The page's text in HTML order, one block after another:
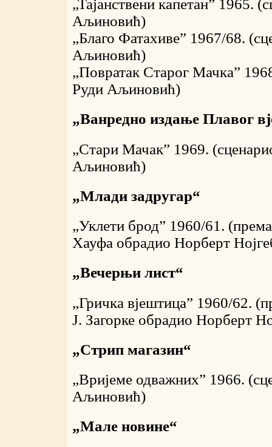
„Тајанствени капетан” 1965.
Аљиновић)
„Благо Фатахиве” 1967/68.
Аљиновић)
„Повратак Старог Мачка”
Руди Аљиновић)
„Ванредно издање Плавог
„Стари Мачак” 1969.
Аљиновић)
„Млади задругар“
„Уклети брод” 1960/61.
Хауфа обрадио Норберт
„Вечерњи лист“
„Гричка вјештица” 1960/62.
Ј. Загорке обрадио Норберт
„Стрип магазин“
„Вријеме одважних” 1966.
Аљиновић)
„Мале новине“